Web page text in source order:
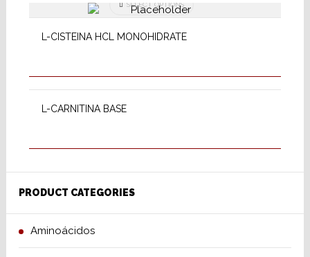
L-CISTEINA HCL MONOHIDRATE
SELECT OPTIONS
L-CARNITINA BASE
SELECT OPTIONS
PRODUCT CATEGORIES
Aminoácidos